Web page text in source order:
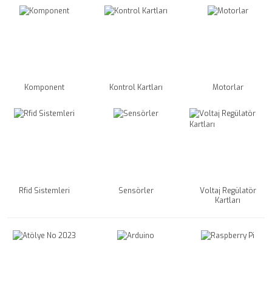
Komponent Kontrol Kartları Motorlar
Rfid Sistemleri Sensörler
Voltaj Regülatör
Kartları